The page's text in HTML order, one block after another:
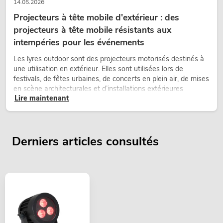
14.05.2026
Projecteurs à tête mobile d'extérieur : des
projecteurs à tête mobile résistants aux
intempéries pour les événements
Les lyres outdoor sont des projecteurs motorisés destinés à
une utilisation en extérieur. Elles sont utilisées lors de
festivals, de fêtes urbaines, de concerts en plein air, de mises
en scène architecturales et d’installations extérieures
temporaires.
Lire maintenant
Derniers articles consultés